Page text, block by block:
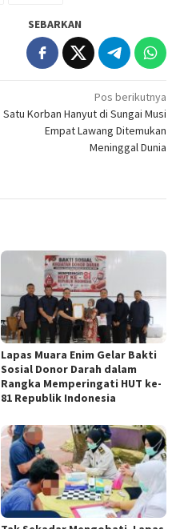
SEBARKAN
Pos berikutnya
Satu Korban Hanyut di Sungai Musi
Empat Lawang Ditemukan
Meninggal Dunia
Lapas Muara Enim Gelar Bakti
Sosial Donor Darah dalam
Rangka Memperingati HUT ke-
81 Republik Indonesia